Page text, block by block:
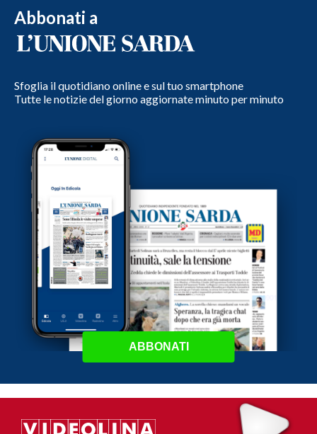
Abbonati a
Sfoglia il quotidiano online e sul tuo smartphone
Tutte le notizie del giorno aggiornate minuto per minuto
ABBONATI